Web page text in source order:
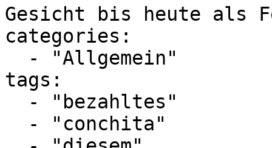
Gesicht bis heute als
categories:
tags: